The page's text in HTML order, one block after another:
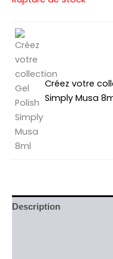
Créez votre
Simply Musa
Description